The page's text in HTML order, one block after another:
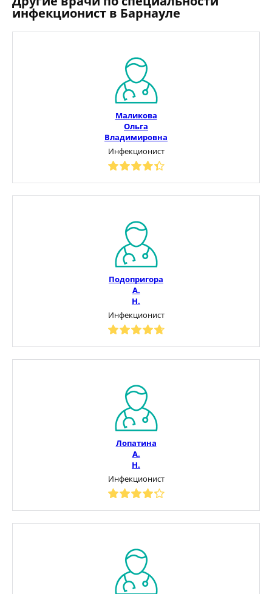
инфекционист в Барнауле
Маликова
Ольга
Владимировна
Инфекционист
Подопригора
А.
Н.
Инфекционист
Лопатина
А.
Н.
Инфекционист